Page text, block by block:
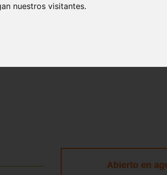
nuestros visitantes.
Abierto en